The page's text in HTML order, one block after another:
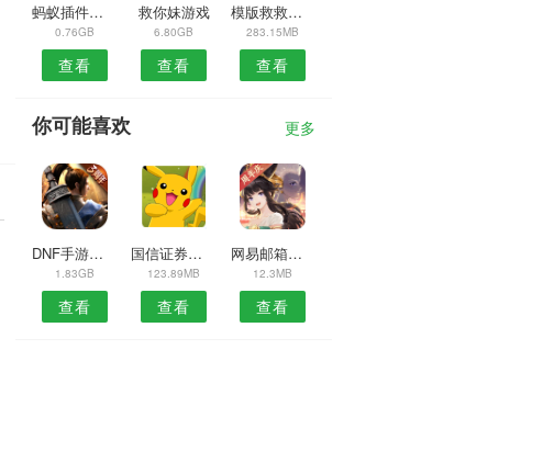
蚂蚁插件管理器
0.76GB
查看
救你妹游戏
6.80GB
查看
模版救救妹妹
283.15MB
查看
你可能喜欢 更多
DNF手游公测
1.83GB
查看
国信证券密码登录控件
123.89MB
查看
网易邮箱注册工具
12.3MB
查看